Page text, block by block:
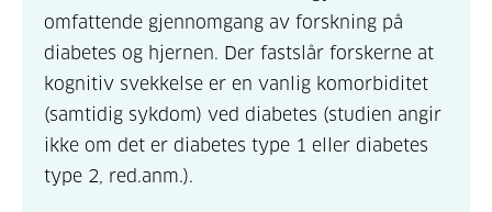
omfattende gjennomgang av forskning på
diabetes og hjernen. Der fastslår forskerne at
kognitiv svekkelse er en vanlig komorbiditet
(samtidig sykdom) ved diabetes (studien angir
ikke om det er diabetes type 1 eller diabetes
type 2, red.anm.).